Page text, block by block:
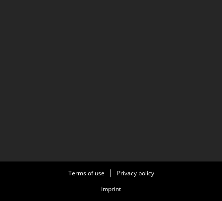
Terms of use
Privacy policy
Imprint